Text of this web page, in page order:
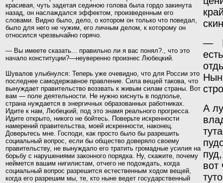
красивая, чуть задетая сединою голова была гордо закинута
назад, он наслаждался эффектом, произведенным его
словами. Видно было, дело, о котором он только что поведал,
было для него не чужим, его личным делом, к которому он
относился чрезвычайно горячо.
— Вы имеете сказать... правильно ли я вас понял?., что это
начало конституции?—неуверенно произнес Любецкий.
Шувалов улыбнулся: Теперь уже очевидно, что для России это
последнее самодержавное правление. Сила вещей такова, что
вынуж­дает правительство воззвать к живым силам страны. Вот
вам — поле деятельности. Не нужно киснуть в подполье,
страна нуждается в энергичных образованных работниках.
Идите к нам, Любецкий, под это знамя реального прогресса.
Идите открыто, никого не бойтесь. Поверьте искренно­сти
намерений правительства, моей искренности, наконец.
Доверьтесь мне. Господи, как просто было бы разрешить
социальный вопрос, если бы общество доверяло своему
правительству, не вынуждало его тратить громадные усилия на
борьбу с нарушениями законного порядка. Ну, скажите, почему
неймется вашим нигилистам, отчего не подождать, когда
социальный вопрос разрешится естест­венным ходом вещей,
когда его разрешим мы, те, кто ныне ведет государственный
—
А
вот